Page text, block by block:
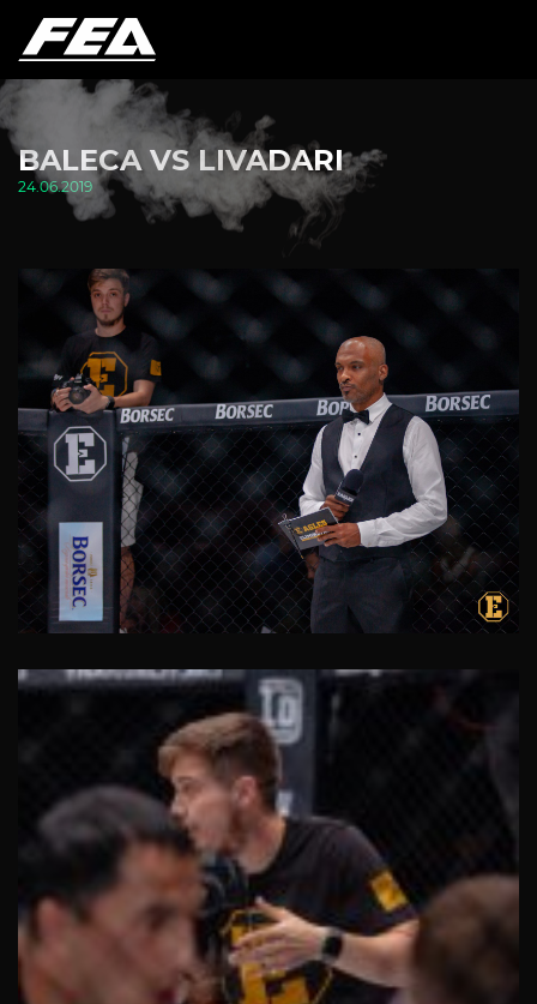
BALECA VS LIVADARI
24.06.2019